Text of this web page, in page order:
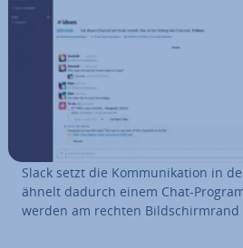
Slack setzt die Kom­mu­ni­ka­ti­on in
ähnelt dadurch einem Chat-
werden am rechten Bild­schirm­rand